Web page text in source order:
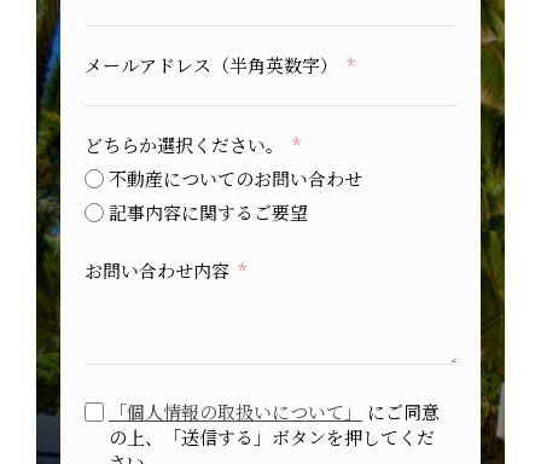
メールアドレス（半角英数字）
どちらか選択ください。
不動産についてのお問い合わせ
記事内容に関するご要望
お問い合わせ内容
「個人情報の取扱いについて」
にご同意
の上、「送信する」ボタンを押してくだ